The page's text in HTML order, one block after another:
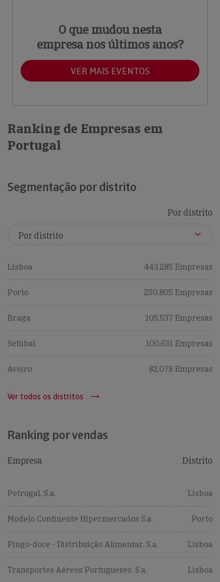
O que mudou nesta
empresa nos últimos anos?
VER MAIS EVENTOS
Ranking de Empresas em
Portugal
Segmentação por distrito
Por distrito
Lisboa 443,285 Empresas
Porto 250,805 Empresas
Braga 105,537 Empresas
Setúbal 100,631 Empresas
Aveiro 82,078 Empresas
Ver todos os distritos
Ranking por vendas
Empresa Distrito
Petrogal, S.a. Lisboa
Modelo Continente Hipermercados S.a. Porto
Pingo-doce - Distribuição Alimentar, S.a. Lisboa
Transportes Aéreos Portugueses, S.a. Lisboa